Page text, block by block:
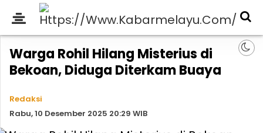
Warga Rohil Hilang Misterius di
Bekoan, Diduga Diterkam Buaya
Redaksi
Rabu, 10 Desember 2025 20:29 WIB